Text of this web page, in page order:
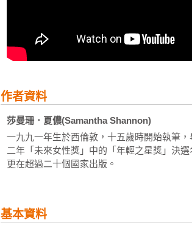
全新奇幻世界！
「驚人的龐大架構，革命的奇幻史詩，作家的
「我愛死這部小說了，這是專為夢想家寫的
險。」
——知名作家　銀色快手
——知名作家　螺螄拜恩
作者資料
莎曼珊．夏儂(Samantha Shannon)
一九九一年生於西倫敦，十五歲時開始執筆
二年「未來女性獎」中的「年輕之星獎」決
更在超過二十個國家出版。
基本資料